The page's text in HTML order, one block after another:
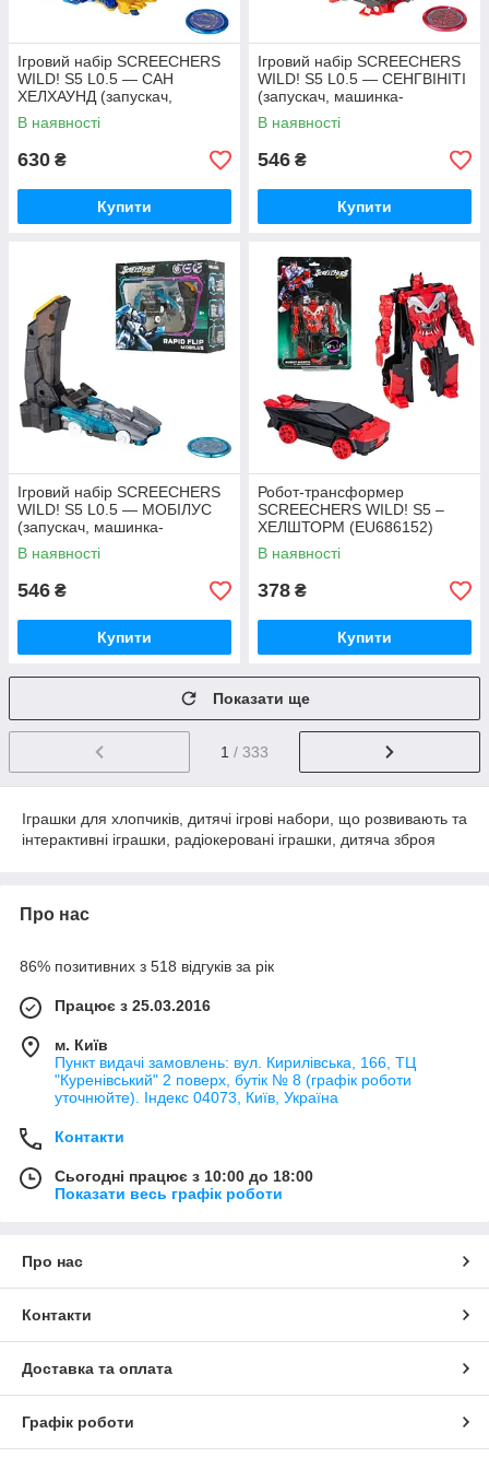
Потрібна допомога? Телефонуйте!
Ігровий набір SCREECHERS
WILD! S5 L0.5 — САН
ХЕЛХАУНД (запускач,
машинка-трансформер)
EU686104B
В наявності
630 ₴
Купити
Ігровий набір SCREECHERS
WILD! S5 L0.5 — СЕНГВІНІТІ
(запускач, машинка-
трансформер) EU686101B
В наявності
546 ₴
Купити
Ігровий набір SCREECHERS
WILD! S5 L0.5 — МОБІЛУС
(запускач, машинка-
трансформер) EU686102B
В наявності
546 ₴
Купити
Робот-трансформер
SCREECHERS WILD! S5 –
ХЕЛШТОРМ (EU686152)
В наявності
378 ₴
Купити
Показати ще
1 / 333
Іграшки для хлопчиків, дитячі ігрові набори, що розвивають та
інтерактивні іграшки, радіокеровані іграшки, дитяча зброя
Про нас
86% позитивних з 518 відгуків за рік
Працює з 25.03.2016
м. Київ
Пункт видачі замовлень: вул. Кирилівська, 166, ТЦ
"Куренівський" 2 поверх, бутік № 8 (графік роботи
уточнюйте). Індекс 04073, Київ, Україна
Контакти
Сьогодні працює з 10:00 до 18:00
Показати весь графік роботи
Про нас
Контакти
Доставка та оплата
Графік роботи